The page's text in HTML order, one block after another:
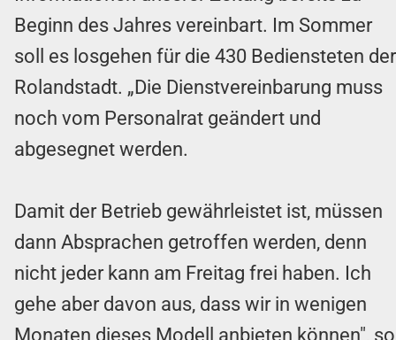
Beginn des Jahres vereinbart. Im Sommer
soll es losgehen für die 430 Bediensteten der
Rolandstadt. „Die Dienstvereinbarung muss
noch vom Personalrat geändert und
abgesegnet werden.
Damit der Betrieb gewährleistet ist, müssen
dann Absprachen getroffen werden, denn
nicht jeder kann am Freitag frei haben. Ich
gehe aber davon aus, dass wir in wenigen
Monaten dieses Modell anbieten können", so